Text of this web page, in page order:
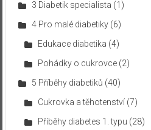
3 Diabetik specialista (1)
4 Pro malé diabetiky(6)
Edukace diabetika (4)
Pohádky o cukrovce(2)
5 Příběhy diabetiků (40)
Cukrovka a těhotenství(7)
Příběhy diabetes 1. typu (28)